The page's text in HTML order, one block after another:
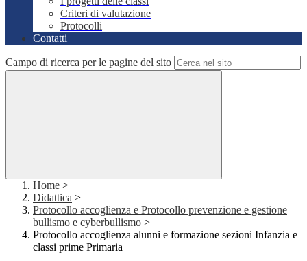
Criteri di valutazione
Protocolli
Contatti
Campo di ricerca per le pagine del sito
Home >
Didattica >
Protocollo accoglienza e Protocollo prevenzione e gestione
bullismo e cyberbullismo >
Protocollo accoglienza alunni e formazione sezioni Infanzia e
classi prime Primaria